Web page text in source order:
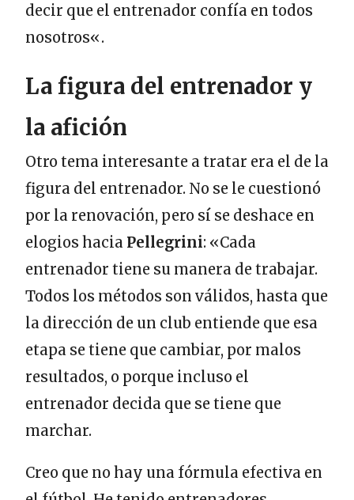
decir que el entrenador confía en todos
nosotros«.
La figura del entrenador y
la afición
Otro tema interesante a tratar era el de la
figura del entrenador. No se le cuestionó
por la renovación, pero sí se deshace en
elogios hacia Pellegrini: «Cada
entrenador tiene su manera de trabajar.
Todos los métodos son válidos, hasta que
la dirección de un club entiende que esa
etapa se tiene que cambiar, por malos
resultados, o porque incluso el
entrenador decida que se tiene que
marchar.
Creo que no hay una fórmula efectiva en